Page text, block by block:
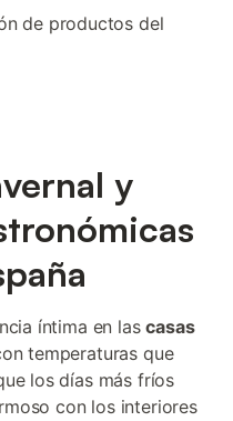
de productos del
y
íntima en lascasas
temperaturas que
los días más fríos
con los interiores